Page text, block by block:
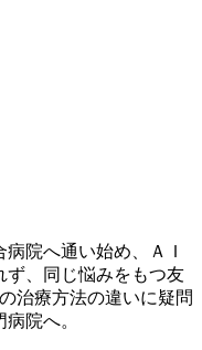
院へ通い始め、ＡＩ
ず、同じ悩みをもつ友
治療方法の違いに疑問
院へ。